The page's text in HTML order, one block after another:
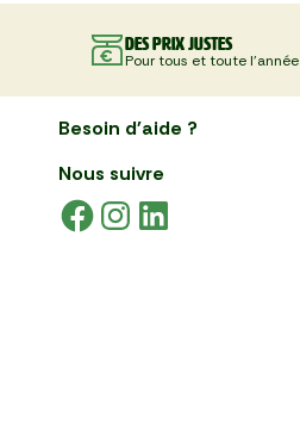
Des prix justes
Pour tous et toute l'année
Besoin d'aide ?
Nous suivre